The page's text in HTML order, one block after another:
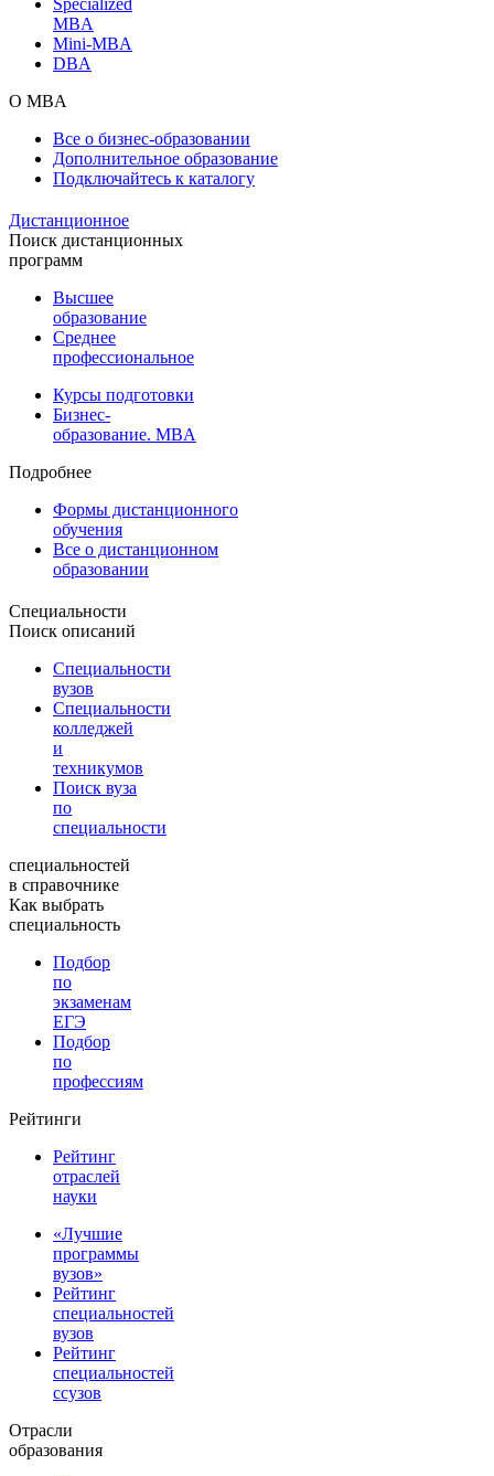
MBA
Mini-MBA
DBA
О MBA
Все о бизнес-образовании
Дополнительное образование
Подключайтесь к каталогу
Дистанционное
Поиск дистанционных
программ
Высшее
образование
Среднее
профессиональное
Курсы подготовки
Бизнес-
образование. MBA
Подробнее
Формы дистанционного
обучения
Все о дистанционном
образовании
Специальности
Поиск описаний
Специальности
вузов
Специальности
колледжей
и
техникумов
Поиск вуза
по
специальности
специальностей
в справочнике
Как выбрать
специальность
Подбор
по
экзаменам
ЕГЭ
Подбор
по
профессиям
Рейтинги
Рейтинг
отраслей
науки
«Лучшие
программы
вузов»
Рейтинг
специальностей
вузов
Рейтинг
специальностей
ссузов
Отрасли
образования